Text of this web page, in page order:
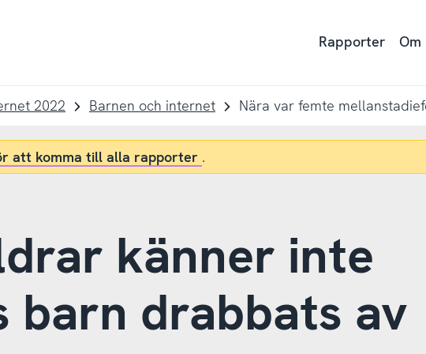
Rapporter Om
2022 Barnen och internet
att komma till alla rapporter .
känner inte
drabbats av